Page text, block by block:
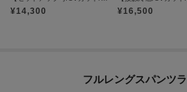
¥14,300 ¥16,500
フルレングスパンツ